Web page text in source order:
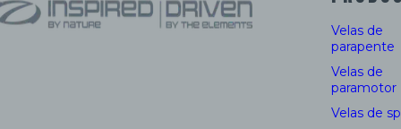
Velas de
parapente
Velas de
paramotor
Velas de